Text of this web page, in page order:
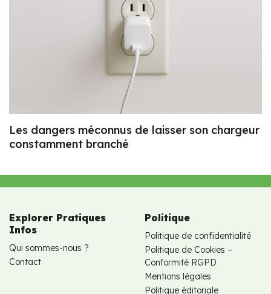
Les dangers méconnus de laisser son chargeur
constamment branché
Explorer Pratiques
Infos
Qui sommes-nous ?
Contact
Politique
Politique de confidentialité
Politique de Cookies –
Conformité RGPD
Mentions légales
Politique éditoriale